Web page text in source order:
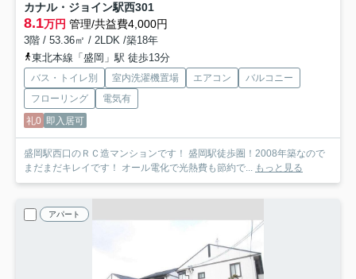
カナル・ジョイン駅西301
8.1万円 管理/共益費4,000円
3階 / 53.36㎡ / 2LDK /築18年
東北本線「盛岡」駅 徒歩13分
バス・トイレ別 室内洗濯機置場 エアコン
バルコニー
フローリング
電気有
礼0 即入居可
盛岡駅西口のＲＣ造マンションです！ 盛岡駅徒歩圏！2008年築なので
まだまだキレイです！ オール電化で光熱費も節約で... もっと見る
アパート